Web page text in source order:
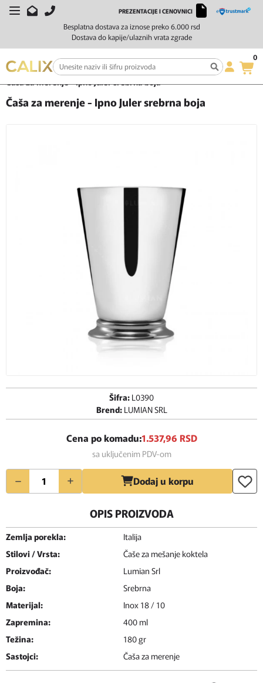
Besplatna dostava za iznose preko 6.000 rsd
Dostava do kapije/ulaznih vrata zgrade
PREZENTACIJE I CENOVNICI
0
Početna Čaše i barska oprema
Čaše za mešanje koktela
Čaša za merenje - Ipno Juler srebrna boja
Čaša za merenje - Ipno Juler srebrna boja
Šifra: L0390
Brend: LUMIAN SRL
Cena po komadu:1.537,96 RSD
sa uključenim PDV-om
Količina Dodaj u korpu
OPIS PROIZVODA
Zemlja porekla:
Italija
Stilovi / Vrsta:
Čaše za mešanje koktela
Proizvođač:
Lumian Srl
Boja:
Srebrna
Materijal:
Inox 18 / 10
Zapremina:
400 ml
Težina:
180 gr
Sastojci:
Čaša za merenje